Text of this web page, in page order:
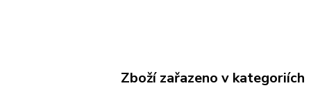
Zboží zařazeno v kategoriích